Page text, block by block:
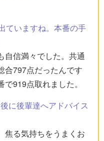
ていますね。本番の手
自信満々でした。共通
合797点だったんです
919点取れました。
に後輩達へアドバイス
焦る気持ちをうまくお